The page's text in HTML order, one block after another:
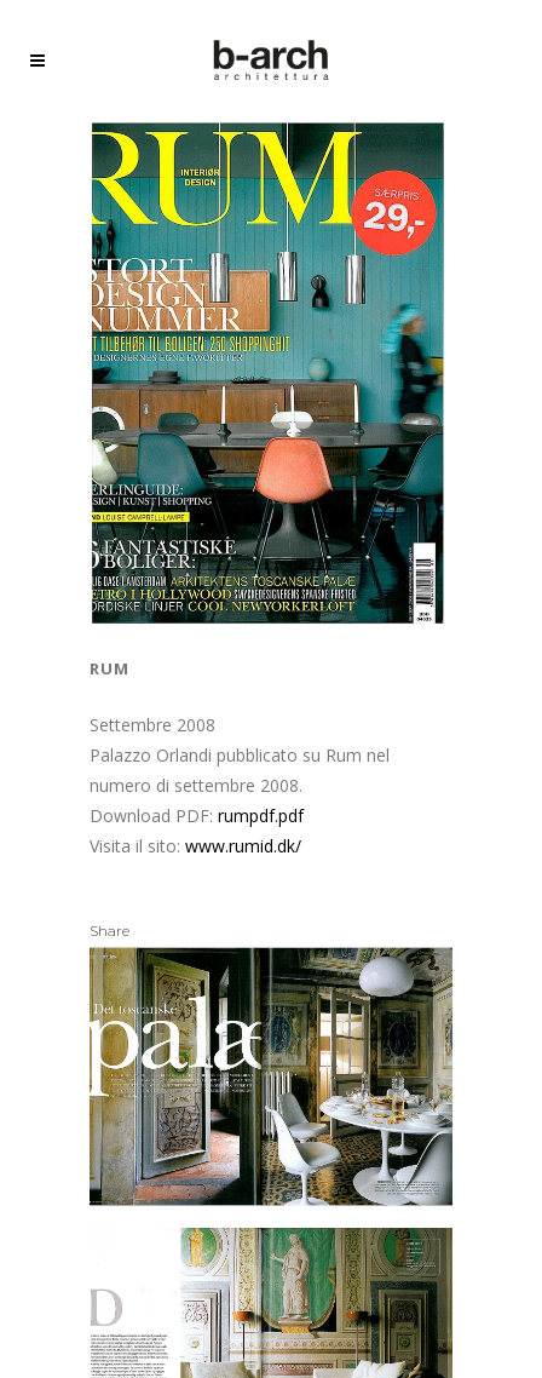
rum
Settembre 2008
Palazzo Orlandi pubblicato su Rum nel
numero di settembre 2008.
Download PDF: rumpdf.pdf
Visita il sito: www.rumid.dk/
Share